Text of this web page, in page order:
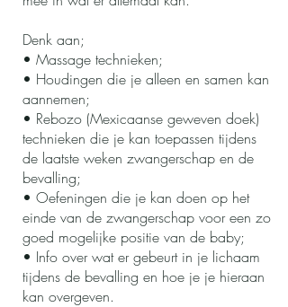
Denk aan;
•⁠ ⁠Massage technieken;
•⁠ ⁠Houdingen die je alleen en samen kan
aannemen;
•⁠ ⁠Rebozo (Mexicaanse geweven doek)
technieken die je kan toepassen tijdens
de laatste weken zwangerschap en de
bevalling;
•⁠ ⁠Oefeningen die je kan doen op het
einde van de zwangerschap voor een zo
goed mogelijke positie van de baby;
•⁠ ⁠Info over wat er gebeurt in je lichaam
tijdens de bevalling en hoe je je hieraan
kan overgeven.